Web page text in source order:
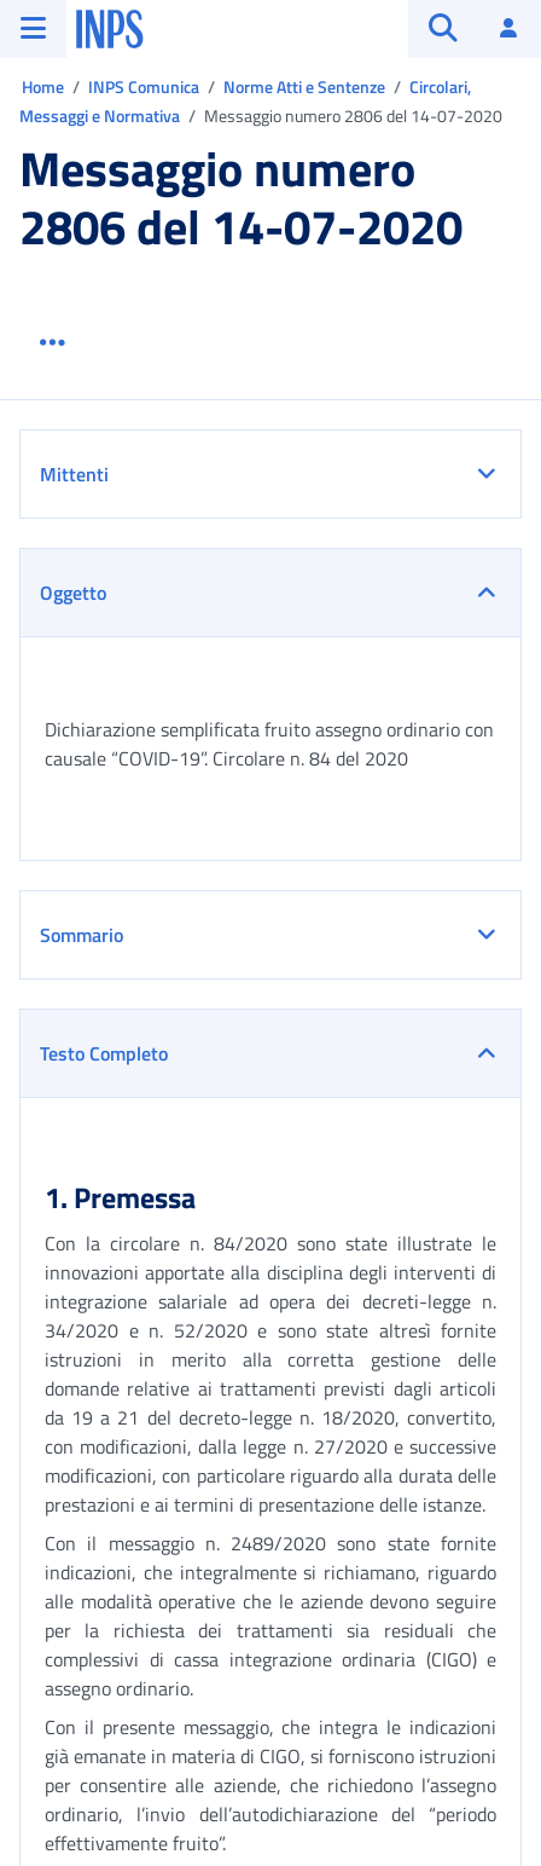
Vai al menu principale
Vai al contenuto principale
Vai al pie' di pagina
INPS ()
Home INPS Comunica Norme Atti e Sentenze
Circolari,
Messaggi e Normativa
Messaggio numero 2806 del 14-07-2020
Messaggio numero
2806 del 14-07-2020
Mittenti
Oggetto
Dichiarazione semplificata fruito assegno ordinario con
causale “COVID-19”. Circolare n. 84 del 2020
Sommario
Testo Completo
1. Premessa
Con la circolare n. 84/2020 sono state illustrate le
innovazioni apportate alla disciplina degli interventi di
integrazione salariale ad opera dei decreti-legge n.
34/2020 e n. 52/2020 e sono state altresì fornite
istruzioni in merito alla corretta gestione delle
domande relative ai trattamenti previsti dagli articoli
da 19 a 21 del decreto-legge n. 18/2020, convertito,
con modificazioni, dalla legge n. 27/2020 e successive
modificazioni, con particolare riguardo alla durata delle
prestazioni e ai termini di presentazione delle istanze.
Con il messaggio n. 2489/2020 sono state fornite
indicazioni, che integralmente si richiamano, riguardo
alle modalità operative che le aziende devono seguire
per la richiesta dei trattamenti sia residuali che
complessivi di cassa integrazione ordinaria (CIGO) e
assegno ordinario.
Con il presente messaggio, che integra le indicazioni
già emanate in materia di CIGO, si forniscono istruzioni
per consentire alle aziende, che richiedono l’assegno
ordinario, l’invio dell’autodichiarazione del “periodo
effettivamente fruito”.